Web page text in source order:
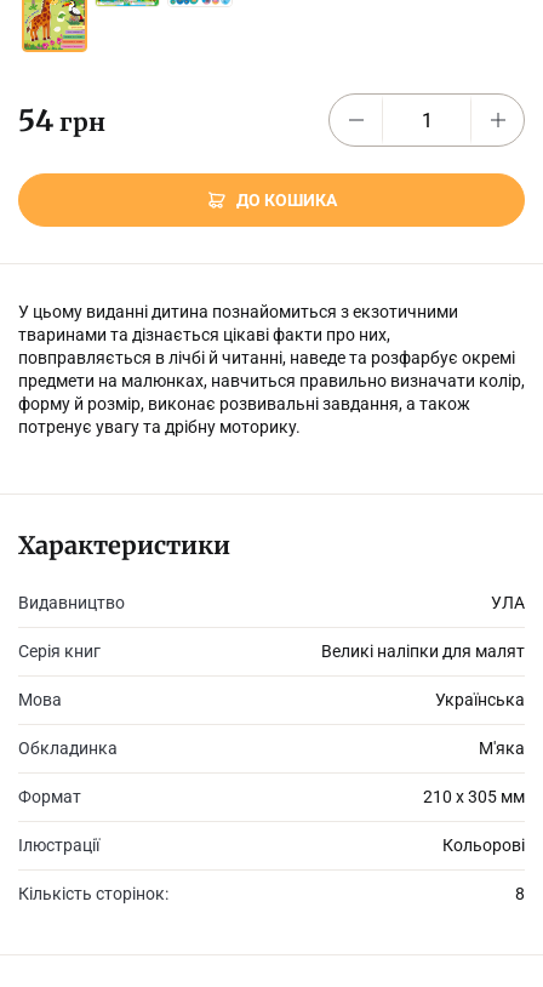
54 грн
ДО КОШИКА
У цьому виданні дитина познайомиться з екзотичними
тваринами та дізнається цікаві факти про них,
повправляється в лічбі й читанні, наведе та розфарбує окремі
предмети на малюнках, навчиться правильно визначати колір,
форму й розмір, виконає розвивальні завдання, а також
потренує увагу та дрібну моторику.
Характеристики
Видавництво УЛА
Серія книг Великі наліпки для малят
Мова Українська
Обкладинка М'яка
Формат 210 х 305 мм
Ілюстрації Кольорові
Кількість сторінок: 8